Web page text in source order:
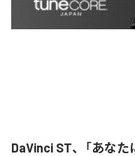
DaVinci ST、「あな